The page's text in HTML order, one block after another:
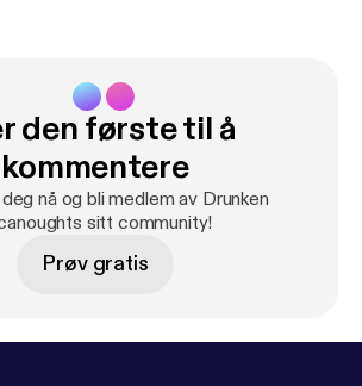
[
den første til å
kommentere
nå og bli medlem av Drunken
sitt community!
Prøv gratis